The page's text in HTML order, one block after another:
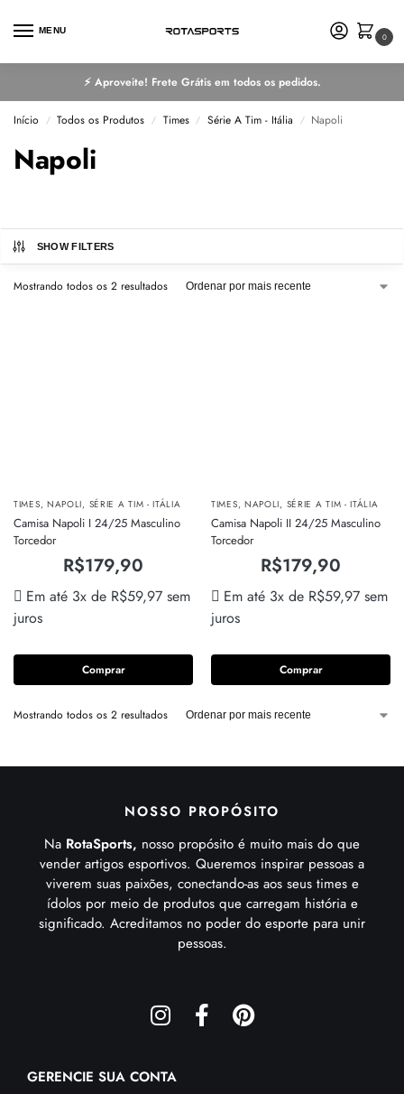
MENU
0
⚡ Aproveite! Frete Grátis em todos os pedidos.
Início / Todos os Produtos / Times / Série A Tim - Itália / Napoli
Napoli
SHOW FILTERS
Mostrando todos os 2 resultados
TIMES, NAPOLI, SÉRIE A TIM - ITÁLIA
Camisa Napoli I 24/25 Masculino
Torcedor
R$179,90
Em até 3x de R$59,97 sem
juros
Comprar
TIMES, NAPOLI, SÉRIE A TIM - ITÁLIA
Camisa Napoli II 24/25 Masculino
Torcedor
R$179,90
Em até 3x de R$59,97 sem
juros
Comprar
Mostrando todos os 2 resultados
NOSSO PROPÓSITO
Na RotaSports, nosso propósito é muito mais do que
vender artigos esportivos. Queremos inspirar pessoas a
viverem suas paixões, conectando-as aos seus times e
ídolos por meio de produtos que carregam história e
significado. Acreditamos no poder do esporte para unir
pessoas.
GERENCIE SUA CONTA